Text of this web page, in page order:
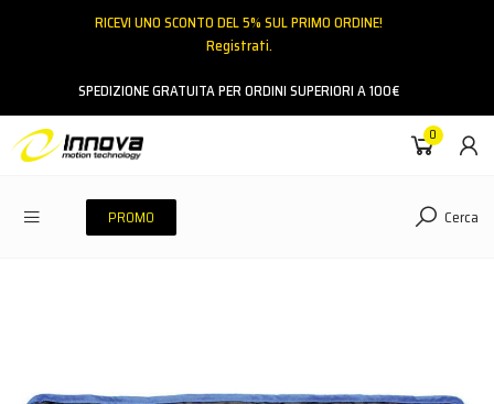
RICEVI UNO SCONTO DEL 5% SUL PRIMO ORDINE!
Registrati.
SPEDIZIONE GRATUITA PER ORDINI SUPERIORI A 100€
0
PROMO Cerca
NESSUN ACCOUNTCREA UN NUOVO ACCOUNT